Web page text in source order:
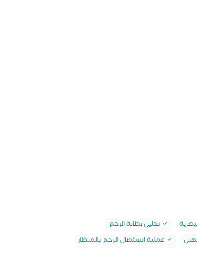
تحليل بطانة الرحم
عملية استئصال الرحم بالمنظار